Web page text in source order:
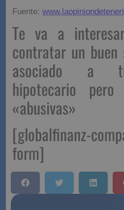
Fuente:
Te va a
contratar un buen
asociado a
hipotecario
«abusivas»
[globalfinanz-
form]